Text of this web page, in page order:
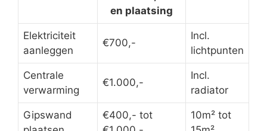
en plaatsing
Elektriciteit
aanleggen
€700,-
Incl.
lichtpunten
Centrale
verwarming
€1.000,-
Incl.
radiator
Gipswand
€400,- tot
10m² tot